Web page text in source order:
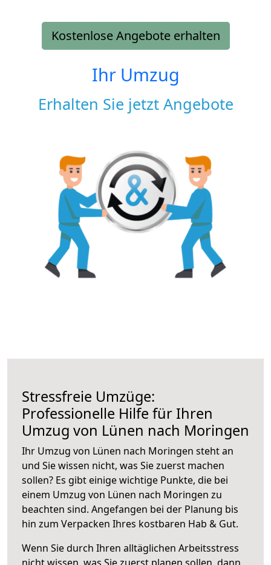
Kostenlose Angebote erhalten
Ihr Umzug
Erhalten Sie jetzt Angebote
Stressfreie Umzüge:
Professionelle Hilfe für Ihren
Umzug von Lünen nach Moringen
Ihr Umzug von Lünen nach Moringen steht an
und Sie wissen nicht, was Sie zuerst machen
sollen? Es gibt einige wichtige Punkte, die bei
einem Umzug von Lünen nach Moringen zu
beachten sind. Angefangen bei der Planung bis
hin zum Verpacken Ihres kostbaren Hab & Gut.
Wenn Sie durch Ihren alltäglichen Arbeitsstress